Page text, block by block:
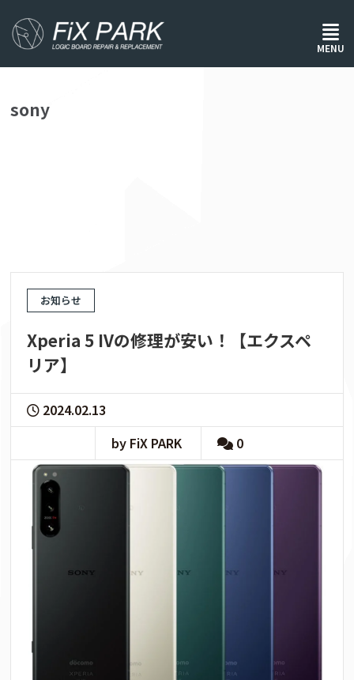
MENU
ホーム/ sony
sony
お知らせ
Xperia 5 IVの修理が安い！【エクスペ
リア】
2024.02.13
by FiX PARK
0